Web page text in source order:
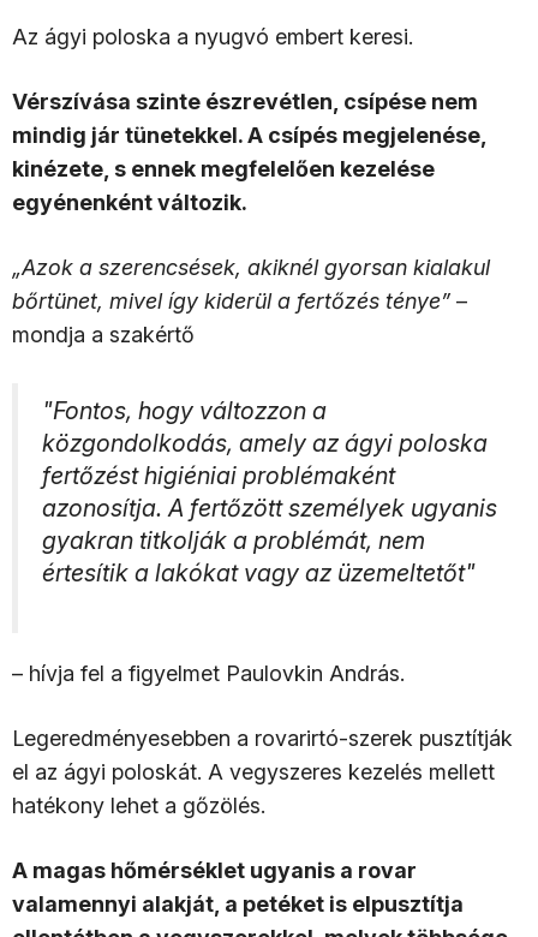
Az ágyi poloska a nyugvó embert keresi.
Vérszívása szinte észrevétlen, csípése nem
mindig jár tünetekkel. A csípés megjelenése,
kinézete, s ennek megfelelően kezelése
egyénenként változik.
„Azok a szerencsések, akiknél gyorsan kialakul
bőrtünet, mivel így kiderül a fertőzés ténye” –
mondja a szakértő
"Fontos, hogy változzon a
közgondolkodás, amely az ágyi poloska
fertőzést higiéniai problémaként
azonosítja. A fertőzött személyek ugyanis
gyakran titkolják a problémát, nem
értesítik a lakókat vagy az üzemeltetőt"
– hívja fel a figyelmet Paulovkin András.
Legeredményesebben a rovarirtó-szerek pusztítják
el az ágyi poloskát. A vegyszeres kezelés mellett
hatékony lehet a gőzölés.
A magas hőmérséklet ugyanis a rovar
valamennyi alakját, a petéket is elpusztítja